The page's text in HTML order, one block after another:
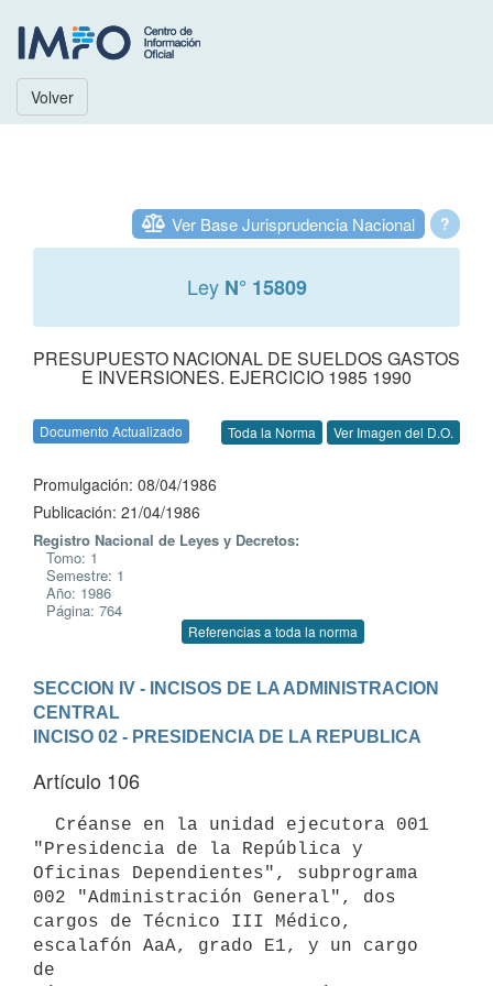
Volver
?
Ver Base Jurisprudencia Nacional
Ley N° 15809
PRESUPUESTO NACIONAL DE SUELDOS GASTOS
E INVERSIONES. EJERCICIO 1985 1990
Documento Actualizado Toda la Norma Ver Imagen del D.O.
Promulgación: 08/04/1986
Publicación: 21/04/1986
Registro Nacional de Leyes y Decretos:
Tomo: 1
Semestre: 1
Año: 1986
Página: 764
Referencias a toda la norma
SECCION IV - INCISOS DE LA ADMINISTRACION
CENTRAL
INCISO 02 - PRESIDENCIA DE LA REPUBLICA
Artículo 106
"Presidencia de la República y
Oficinas Dependientes", subprograma
002 "Administración General", dos
cargos de Técnico III Médico,
escalafón AaA, grado E1, y un cargo
de